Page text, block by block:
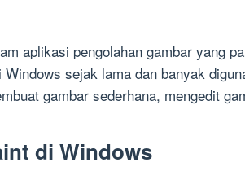
aplikasi pengolahan gambar yang
sejak lama dan banyak
gambar sederhana, mengedit
di Windows